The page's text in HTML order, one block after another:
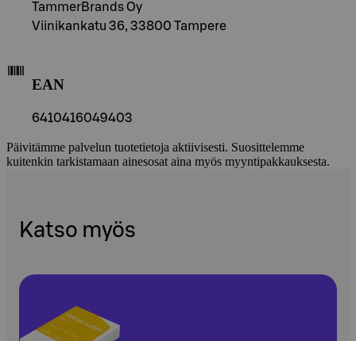
TammerBrands Oy
Viinikankatu 36, 33800 Tampere
EAN
6410416049403
Päivitämme palvelun tuotetietoja aktiivisesti. Suosittelemme
kuitenkin tarkistamaan ainesosat aina myös myyntipakkauksesta.
Katso myös